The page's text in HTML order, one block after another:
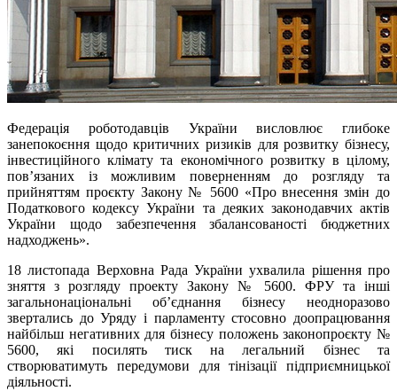
Федерація роботодавців України висловлює глибоке
занепокоєння щодо критичних ризиків для розвитку бізнесу,
інвестиційного клімату та економічного розвитку в цілому,
пов’язаних із можливим поверненням до розгляду та
прийняттям проєкту Закону № 5600 «Про внесення змін до
Податкового кодексу України та деяких законодавчих актів
України щодо забезпечення збалансованості бюджетних
надходжень».
18 листопада Верховна Рада України ухвалила рішення про
зняття з розгляду проекту Закону № 5600. ФРУ та інші
загальнонаціональні об’єднання бізнесу неодноразово
звертались до Уряду і парламенту стосовно доопрацювання
найбільш негативних для бізнесу положень законопроєкту №
5600, які посилять тиск на легальний бізнес та
створюватимуть передумови для тінізації підприємницької
діяльності.